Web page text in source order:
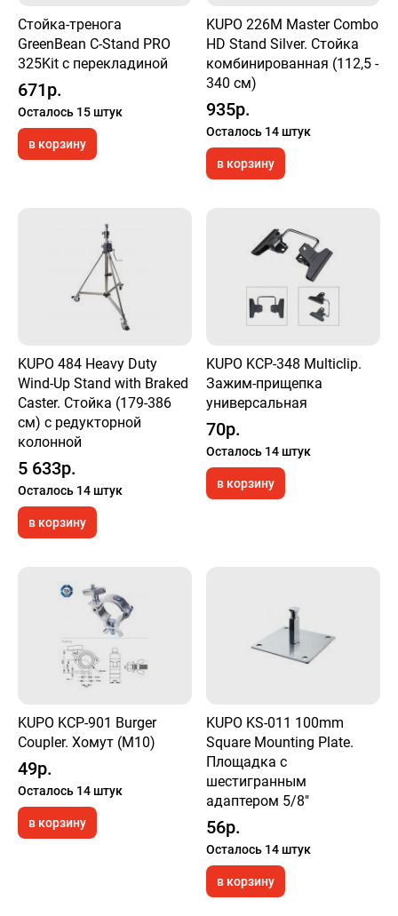
Стойка-тренога
GreenBean C-Stand PRO
325Kit с перекладиной
671р.
Осталось 15 штук
в корзину
KUPO 226M Master Combo
HD Stand Silver. Стойка
комбинированная (112,5 -
340 см)
935р.
Осталось 14 штук
в корзину
KUPO 484 Heavy Duty
Wind-Up Stand with Braked
Caster. Стойка (179-386
см) с редукторной
колонной
5 633р.
Осталось 14 штук
в корзину
KUPO KCP-348 Multiclip.
Зажим-прищепка
универсальная
70р.
Осталось 14 штук
в корзину
KUPO KCP-901 Burger
Coupler. Хомут (M10)
49р.
Осталось 14 штук
в корзину
KUPO KS-011 100mm
Square Mounting Plate.
Площадка с
шестигранным
адаптером 5/8"
56р.
Осталось 14 штук
в корзину